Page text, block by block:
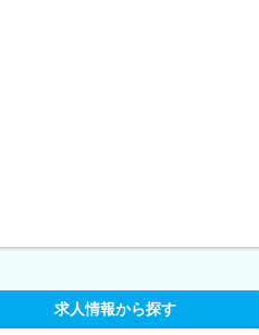
求人情報から探す